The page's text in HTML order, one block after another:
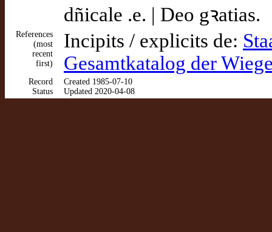
dñicale .e. | Deo gꝛatias.
References
(most
recent
first)
Incipits / explicits de:
Gesamtkatalog der
Record
Status
Created 1985-07-10
Updated 2020-04-08